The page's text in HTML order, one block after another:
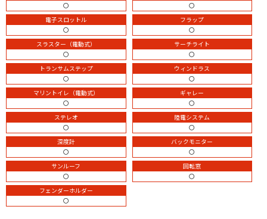
〇
〇
電子スロットル
〇
フラップ
〇
スラスター（電動式）
〇
サーチライト
〇
トランサムステップ
〇
ウィンドラス
〇
マリントイレ（電動式）
〇
ギャレー
〇
ステレオ
〇
陸電システム
〇
深度計
〇
バックモニター
〇
サンルーフ
〇
回転窓
〇
フェンダーホルダー
〇